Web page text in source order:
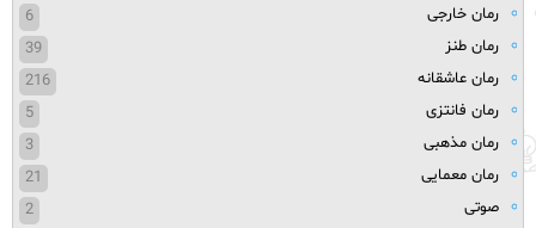
رمان خارجی
6
رمان طنز
39
رمان عاشقانه
216
رمان فانتزی
5
رمان مذهبی
3
رمان معمایی
21
صوتی
2